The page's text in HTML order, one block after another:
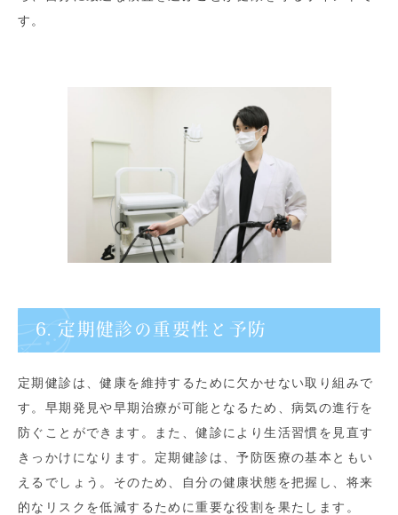
す。
6. 定期健診の重要性と予防
定期健診は、健康を維持するために欠かせない取り組みで
す。早期発見や早期治療が可能となるため、病気の進行を
防ぐことができます。また、健診により生活習慣を見直す
きっかけになります。定期健診は、予防医療の基本ともい
えるでしょう。そのため、自分の健康状態を把握し、将来
的なリスクを低減するために重要な役割を果たします。